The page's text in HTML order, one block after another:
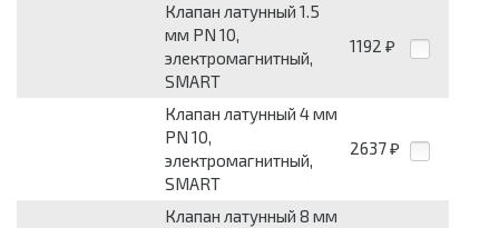
Клапан латунный 1.5
мм PN 10,
электромагнитный,
SMART
1192 ₽
Клапан латунный 4 мм
PN 10,
электромагнитный,
SMART
2637 ₽
Клапан латунный 8 мм